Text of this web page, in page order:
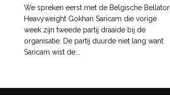
We spreken eerst met de Belgische Bellator
Heavyweight Gokhan Saricam die vorige
week zijn tweede partij draaide bij de
organisatie. De partij duurde niet lang want
Saricam wist de...